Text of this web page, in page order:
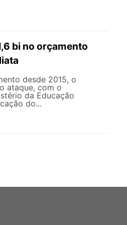
bi no orçamento
desde 2015, o
ataque, com o
da Educação
do...